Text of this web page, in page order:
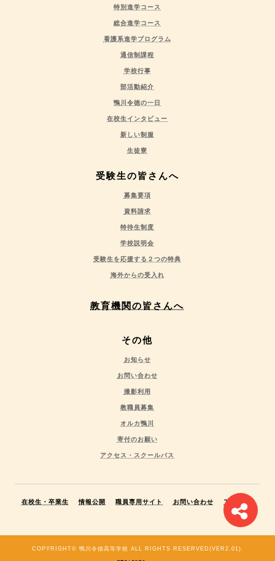
特別進学コース
総合進学コース
看護系進学プログラム
通信制課程
学校行事
部活動紹介
鴨川令徳の一日
在校生インタビュー
新しい制服
生徒寮
受験生の皆さんへ
募集要項
資料請求
特待生制度
学校説明会
受験生を応援する２つの特典
海外からの受入れ
教育機関の皆さんへ
その他
お知らせ
お問い合わせ
撮影利用
教職員募集
オルカ鴨川
寄付のお願い
アクセス・スクールバス
在校生・卒業生 情報公開 職員専用サイト お問い合わせ アクセス
COPYRIGHT© 鴨川令徳高等学校 ALL RIGHTS RESERVED(VER2.01).